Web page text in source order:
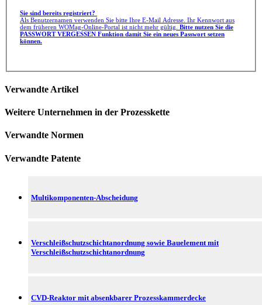
Sie sind bereits registriert?
Als Benutzernamen verwenden Sie bitte Ihre E-Mail Adresse. Ihr Kennwort aus
dem früheren WOMag-Online-Portal ist nicht mehr gültig. Bitte nutzen Sie die
PASSWORT VERGESSEN Funktion damit Sie ein neues Passwort setzen
können.
Verwandte Artikel
Weitere Unternehmen in der Prozesskette
Verwandte Normen
Verwandte Patente
Multikomponenten-Abscheidung
Verschleißschutzschichtanordnung sowie Bauelement mit
Verschleißschutzschichtanordnung
CVD-Reaktor mit absenkbarer Prozesskammerdecke